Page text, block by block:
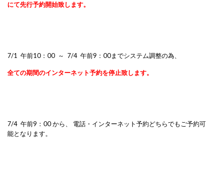
にて先行予約開始致します。
7/1 午前10：00 ～ 7/4 午前9：00までシステム調整の為、
全ての期間のインターネット予約を停止致します。
7/4 午前9：00 から、 電話・インターネット予約どちらでもご予約可
能となります。